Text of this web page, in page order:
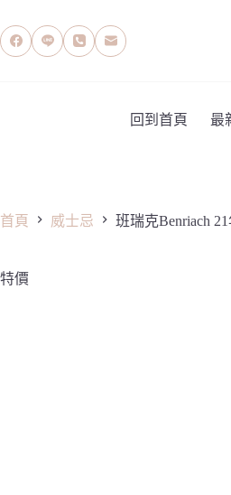
至
主
回到首頁 最
首頁 威士忌 班瑞克Benriach
特價